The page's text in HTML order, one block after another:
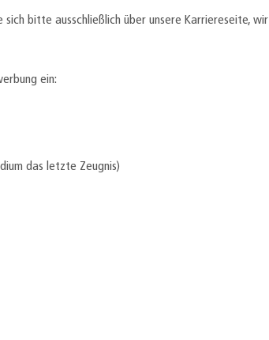
sich bitte ausschließlich über unsere Karriereseite, wir
ein:
das letzte Zeugnis)